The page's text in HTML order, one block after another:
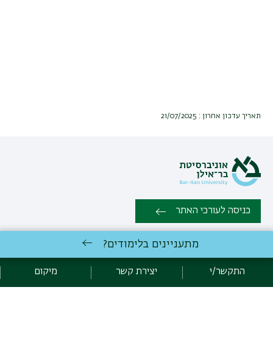
תאריך עדכון אחרון : 21/07/2025
כניסה לעורכי האתר
כל הזכויות שמורות: המחלקה למדעי המידע ויישומי בינה מלאכותית
7384027 |
יצירת קשר
מתעניינים בלימודים?
התקשר/י יצירת קשר מיקום